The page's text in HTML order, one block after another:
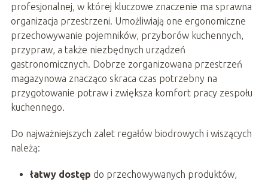
profesjonalnej, w której kluczowe znaczenie ma sprawna
organizacja przestrzeni. Umożliwiają one ergonomiczne
przechowywanie pojemników, przyborów kuchennych,
przypraw, a także niezbędnych urządzeń
gastronomicznych. Dobrze zorganizowana przestrzeń
magazynowa znacząco skraca czas potrzebny na
przygotowanie potraw i zwiększa komfort pracy zespołu
kuchennego.
Do najważniejszych zalet regałów biodrowych i wiszących
należą:
łatwy dostęp do przechowywanych produktów,